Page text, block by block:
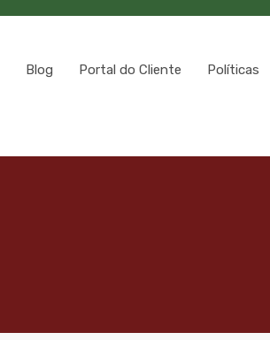
Blog Portal do Cliente Políticas